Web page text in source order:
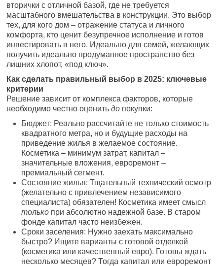
вторички с отличной базой, где не требуется
масштабного вмешательства в конструкции. Это выбор
тех, для кого дом – отражение статуса и личного
комфорта, кто ценит безупречное исполнение и готов
инвестировать в него. Идеально для семей, желающих
получить идеально продуманное пространство без
лишних хлопот, «под ключ».
Как сделать правильный выбор в 2025: ключевые
критерии
Решение зависит от комплекса факторов, которые
необходимо честно оценитьдо покупки:
Бюджет: Реально рассчитайте не только стоимость
квадратного метра, но и будущие расходы на
приведение жилья в желаемое состояние.
Косметика – минимум затрат, капитал –
значительные вложения, евроремонт –
премиальный сегмент.
Состояние жилья: Тщательный технический осмотр
(желательно с привлечением независимого
специалиста) обязателен! Косметика имеет смысл
только при абсолютно надежной базе. В старом
фонде капитал часто неизбежен.
Сроки заселения: Нужно заехать максимально
быстро? Ищите варианты с готовой отделкой
(косметика или качественный евро). Готовы ждать
несколько месяцев? Тогда капитал или евроремонт